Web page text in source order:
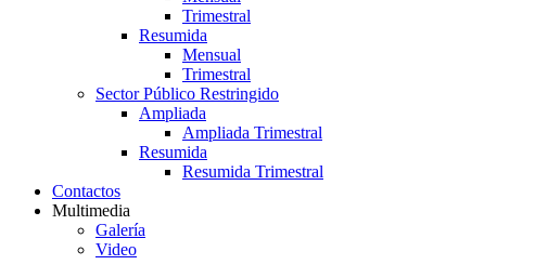
Trimestral
Resumida
Mensual
Trimestral
Sector Público Restringido
Ampliada
Ampliada Trimestral
Resumida
Resumida Trimestral
Contactos
Multimedia
Galería
Video